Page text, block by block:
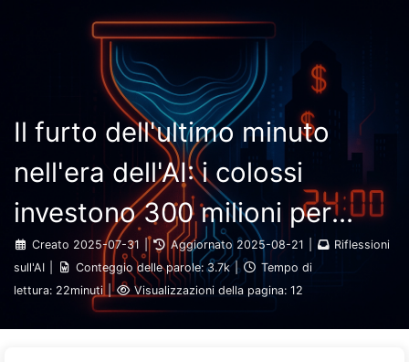
Il Percorso verso la Trasformazione dell'IA
Informazioni 🇮🇹 Italiano
Il furto dell'ultimo minuto
nell'era dell'AI: i colossi
investono 300 milioni per
covare potenza di calcolo,
rubano il sonno e sfruttano il
tuo tempo libero da vendere
Creato 2025-07-31 Aggiornato 2025-08-21
Riflessioni
sull'AI
Conteggio delle parole: 3.7k |
Tempo di
lettura: 22minuti Visualizzazioni della pagina: 12